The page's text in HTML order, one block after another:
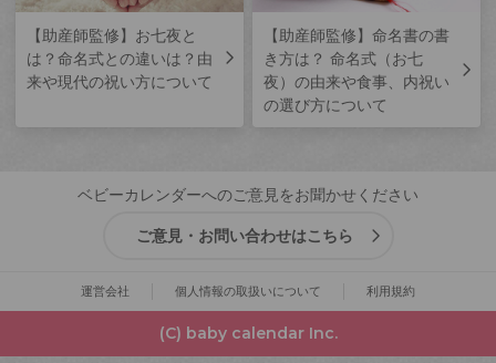
【助産師監修】お七夜と
は？命名式との違いは？由
来や現代の祝い方について
【助産師監修】命名書の書
き方は？ 命名式（お七
夜）の由来や食事、内祝い
の選び方について
ベビーカレンダーへのご意見をお聞かせください
ご意見・お問い合わせはこちら
運営会社 個人情報の取扱いについて 利用規約
(C) baby calendar Inc.